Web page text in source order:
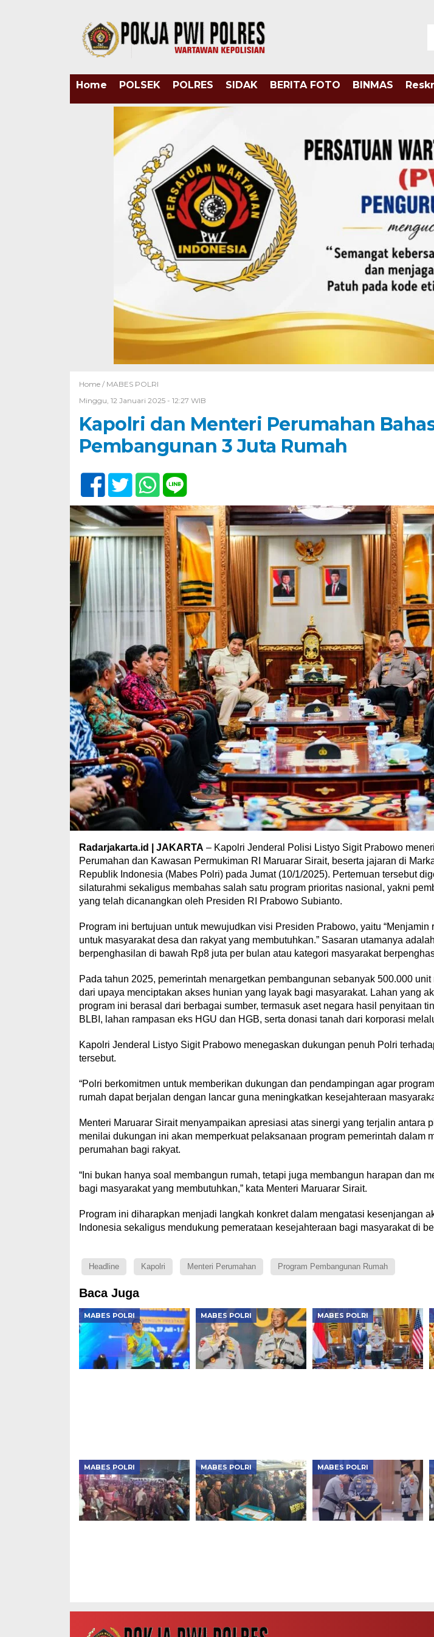
Home POLSEK POLRES SIDAK BERITA FOTO BINMAS
Home / MABES POLRI
Minggu, 12 Januari 2025 - 12:27 WIB
Kapolri dan Menteri Perumahan
Pembangunan 3 Juta Rumah
Radarjakarta.id | JAKARTA – Kapolri Jenderal Polisi Listyo Sigit Prabowo
Perumahan dan Kawasan Permukiman RI Maruarar Sirait, beserta jajaran di
Republik Indonesia (Mabes Polri) pada Jumat (10/1/2025). Pertemuan tersebut
silaturahmi sekaligus membahas salah satu program prioritas nasional, yakni
yang telah dicanangkan oleh Presiden RI Prabowo Subianto.
Program ini bertujuan untuk mewujudkan visi Presiden Prabowo, yaitu “Menjamin
untuk masyarakat desa dan rakyat yang membutuhkan.” Sasaran utamanya
berpenghasilan di bawah Rp8 juta per bulan atau kategori masyarakat
Pada tahun 2025, pemerintah menargetkan pembangunan sebanyak 500.000
dari upaya menciptakan akses hunian yang layak bagi masyarakat. Lahan yang
program ini berasal dari berbagai sumber, termasuk aset negara hasil penyitaan
BLBI, lahan rampasan eks HGU dan HGB, serta donasi tanah dari korporasi
Kapolri Jenderal Listyo Sigit Prabowo menegaskan dukungan penuh Polri
tersebut.
“Polri berkomitmen untuk memberikan dukungan dan pendampingan agar
rumah dapat berjalan dengan lancar guna meningkatkan kesejahteraan
Menteri Maruarar Sirait menyampaikan apresiasi atas sinergi yang terjalin antara
menilai dukungan ini akan memperkuat pelaksanaan program pemerintah dalam
perumahan bagi rakyat.
“Ini bukan hanya soal membangun rumah, tetapi juga membangun harapan dan
bagi masyarakat yang membutuhkan,” kata Menteri Maruarar Sirait.
Program ini diharapkan menjadi langkah konkret dalam mengatasi kesenjangan
Indonesia sekaligus mendukung pemerataan kesejahteraan bagi masyarakat di
Headline Kapolri Menteri Perumahan Program Pembangunan Rumah
Baca Juga
MABES POLRI MABES POLRI MABES POLRI
MABES POLRI MABES POLRI MABES POLRI